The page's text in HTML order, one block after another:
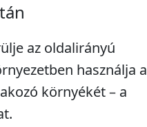
az oldalirányú
használja a
környékét – a